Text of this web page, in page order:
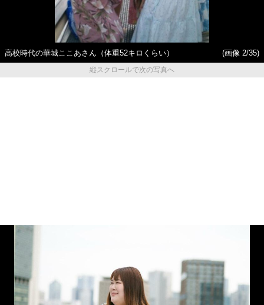
高校時代の華城ここあさん（体重52キロくらい）
(画像 2/35)
縦スクロールで次の写真へ